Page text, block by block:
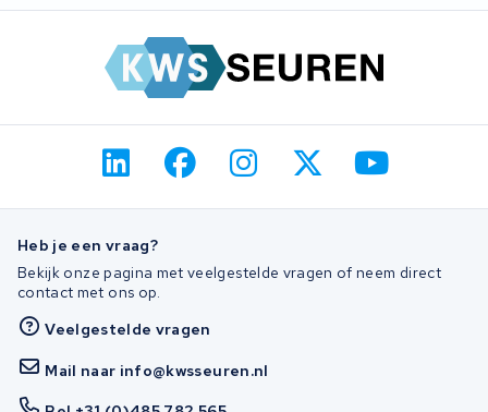
Heb je een vraag?
Bekijk onze pagina met veelgestelde vragen of neem direct
contact met ons op.
Veelgestelde vragen
Mail naar info@kwsseuren.nl